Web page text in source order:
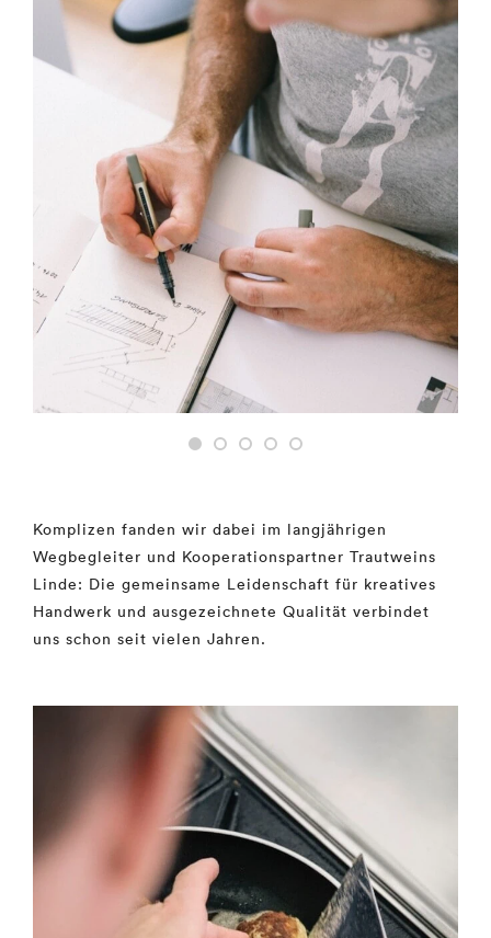
Komplizen fanden wir dabei im langjährigen
Wegbegleiter und Kooperationspartner Trautweins
Linde: Die gemeinsame Leidenschaft für kreatives
Handwerk und ausgezeichnete Qualität verbindet
uns schon seit vielen Jahren.